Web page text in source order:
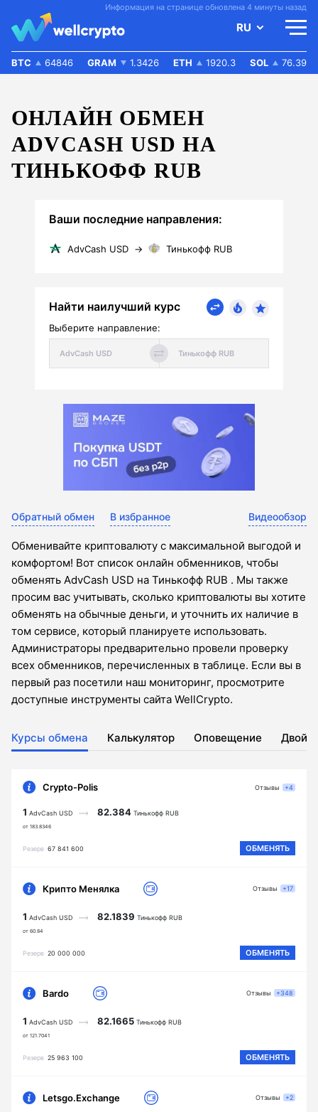
Информация на странице обновлена 4 минуты назад
RU
BTC 64846 GRAM 1.3426 ETH 1920.3 SOL 76.39
ОНЛАЙН ОБМЕН
ADVCASH USD НА
ТИНЬКОФФ RUB
Ваши последние направления:
AdvCash USD → Тинькофф RUB
Найти наилучший курс
Выберите направление:
Обратный обмен В избранное Видеообзор
Обменивайте криптовалюту с максимальной выгодой и
комфортом! Вот список онлайн обменников, чтобы
обменять AdvCash USD на Тинькофф RUB . Мы также
просим вас учитывать, сколько криптовалюты вы хотите
обменять на обычные деньги, и уточнить их наличие в
том сервисе, который планируете использовать.
Администраторы предварительно провели проверку
всех обменников, перечисленных в таблице. Если вы в
первый раз посетили наш мониторинг, просмотрите
доступные инструменты сайта WellCrypto.
Курсы обмена Калькулятор Оповещение
Crypto-Polis
1 AdvCash USD
от 183.8346
82.384 Тинькофф RUB
Резерв 67 841 600 ОБМЕНЯТЬ
Отзывы +4
Крипто Менялка
1 AdvCash USD
от 60.84
82.1839 Тинькофф RUB
Резерв 20 000 000 ОБМЕНЯТЬ
Отзывы +17
Bardo
1 AdvCash USD
от 121.7041
82.1665 Тинькофф RUB
Резерв 25 963 100 ОБМЕНЯТЬ
Отзывы +348
Letsgo.Exchange Отзывы +2